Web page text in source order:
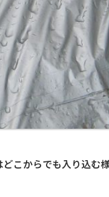
こからでも入り込む